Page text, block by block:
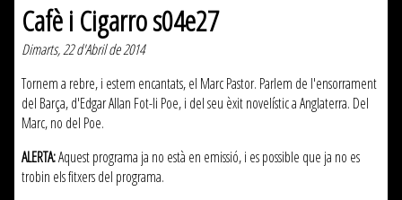
Cafè i Cigarro s04e27
Dimarts, 22 d'Abril de 2014
Tornem a rebre, i estem encantats, el Marc Pastor. Parlem de l'ensorrament
del Barça, d'Edgar Allan Fot-li Poe, i del seu èxit novelístic a Anglaterra. Del
Marc, no del Poe.
ALERTA:Aquest programa ja no està en emissió, i es possible que ja no es
trobin els fitxers del programa.